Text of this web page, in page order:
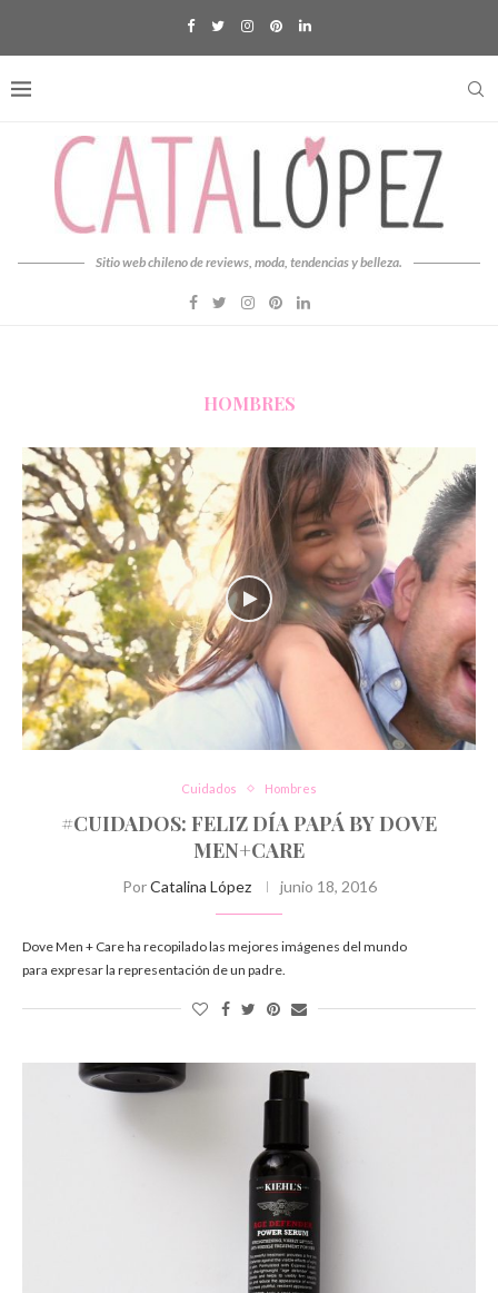
Sitio web chileno de reviews, moda, tendencias y belleza.
HOMBRES
Cuidados Hombres
#CUIDADOS: FELIZ DÍA PAPÁ BY DOVE
MEN+CARE
PorCatalina López junio 18, 2016
Dove Men + Care ha recopilado las mejores imágenes del mundo
para expresar la representación de un padre.